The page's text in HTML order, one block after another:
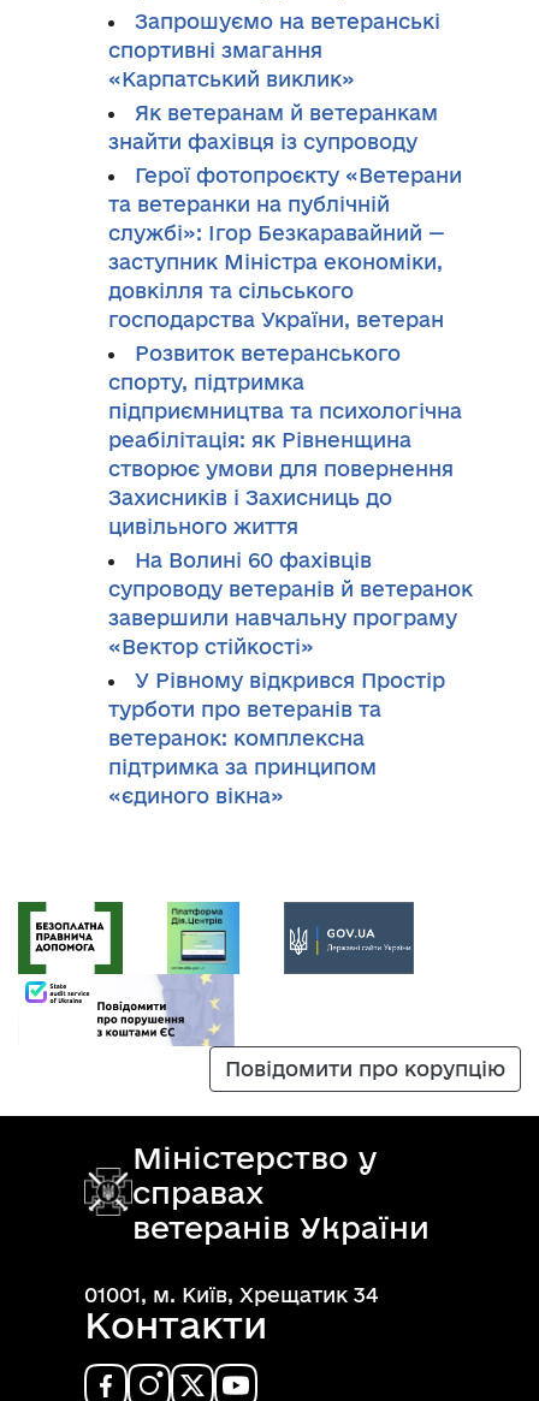
Запрошуємо на ветеранські
спортивні змагання
«Карпатський виклик»
Як ветеранам й ветеранкам
знайти фахівця із супроводу
Герої фотопроєкту «Ветерани
та ветеранки на публічній
службі»: Ігор Безкаравайний —
заступник Міністра економіки,
довкілля та сільського
господарства України, ветеран
Розвиток ветеранського
спорту, підтримка
підприємництва та психологічна
реабілітація: як Рівненщина
створює умови для повернення
Захисників і Захисниць до
цивільного життя
На Волині 60 фахівців
супроводу ветеранів й ветеранок
завершили навчальну програму
«Вектор стійкості»
У Рівному відкрився Простір
турботи про ветеранів та
ветеранок: комплексна
підтримка за принципом
«єдиного вікна»
Повідомити про корупцію
Міністерство у
справах
ветеранів України
01001, м. Київ, Хрещатик 34
Контакти